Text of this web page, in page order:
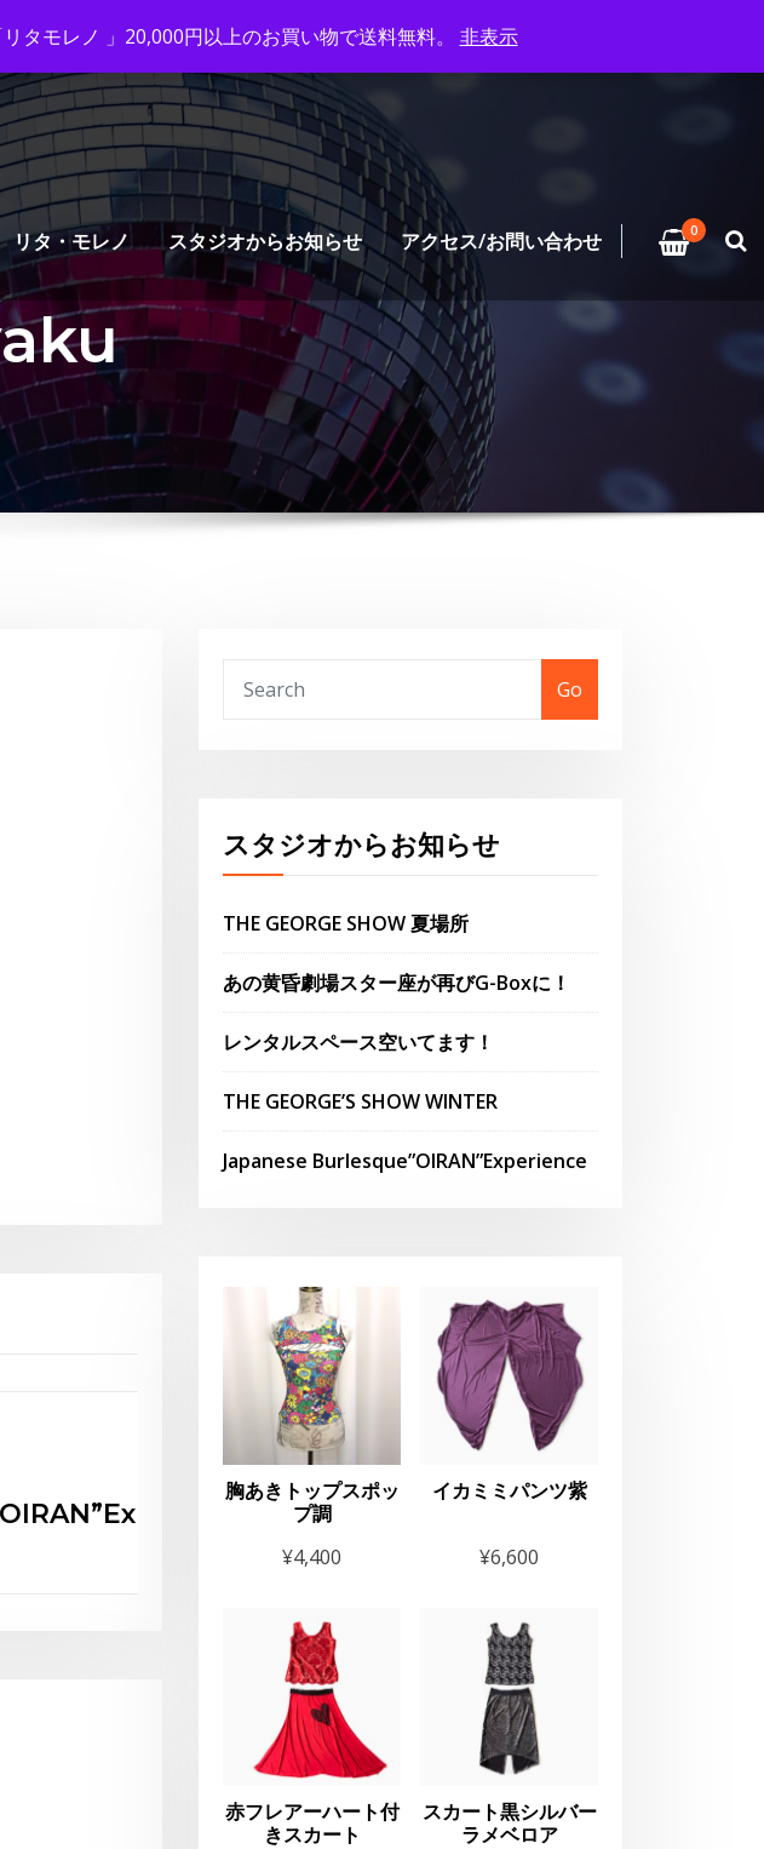
リタ・モレノ スタジオからお知らせ アクセス/お問い合わせ 0
Go
スタジオからお知らせ
THE GEORGE SHOW 夏場所
あの黄昏劇場スター座が再びG-Boxに！
レンタルスペース空いてます！
THE GEORGE’S SHOW WINTER
Japanese Burlesque”OIRAN”Experience
胸あきトップスポッ
プ調
¥4,400
イカミミパンツ紫
¥6,600
赤フレアーハート付
きスカート
スカート黒シルバー
ラメベロア
タモレノ 」20,000円以上のお買い物で送料無料。 非表示